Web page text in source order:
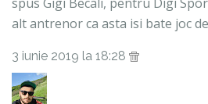
alt antrenor ca asta isi bate joc
3 iunie 2019 la 18:28